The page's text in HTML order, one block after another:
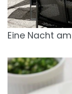
Eine Nacht